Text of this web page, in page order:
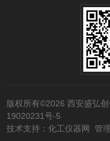
版权所有©2026 西安盛弘
19020231号-5
技术支持：化工仪器网 管